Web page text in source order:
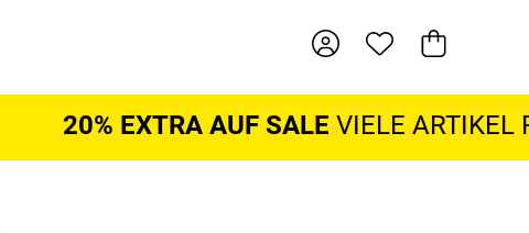
Warenkorb
20% EXTRA AUF SALEVIELE ARTIKEL